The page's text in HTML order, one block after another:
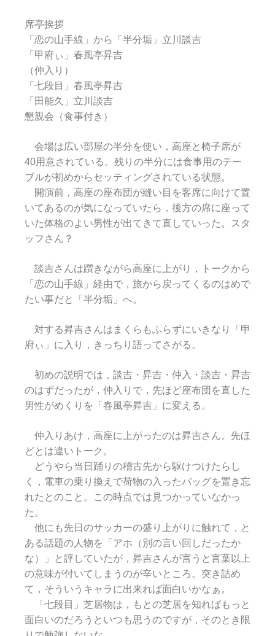
席亭挨拶
「恋の山手線」から「半分垢」立川談吉
「甲府ぃ」春風亭昇吉
（仲入り）
「七段目」春風亭昇吉
「田能久」立川談吉
懇親会（食事付き）
会場は広い部屋の半分を使い，高座と椅子席が
40用意されている。残りの半分には食事用のテー
ブルが初めからセッティングされている状態。
開演前，高座の座布団が縫い目を客席に向けて置
いてあるのが気になっていたら，後方の席に座って
いた体格のよい男性が出てきて直していった。スタ
ッフさん？
談吉さんは躓きながら高座に上がり，トークから
「恋の山手線」経由で，旅から戻ってくるのはめで
たい事だと「半分垢」へ。
対する昇吉さんはまくらもふらずにいきなり「甲
府ぃ」に入り，きっちり語ってさがる。
初めの説明では，談吉・昇吉・仲入・談吉・昇吉
のはずだったが，仲入りで，先ほど座布団を直した
男性がめくりを「春風亭昇吉」に変える。
仲入りあけ，高座に上がったのは昇吉さん。先ほ
どとは違いトーク。
どうやら当日踊りの稽古先から駆けつけたらし
く，電車の乗り換えで荷物の入ったバッグを置き忘
れたとのこと。この時点では見つかっていなかっ
た。
他にも先日のサッカーの盛り上がりに触れて，と
ある話題の人物を「アホ（別の言い回しだったか
な）」と評していたが，昇吉さんが言うと言葉以上
の意味が付いてしまうのが辛いところ。突き詰め
て，そういうキャラに出来れば面白いかなぁ。
「七段目」芝居物は，もとの芝居を知ればもっと
面白いのだろうといつも思うのですが，そのとき限